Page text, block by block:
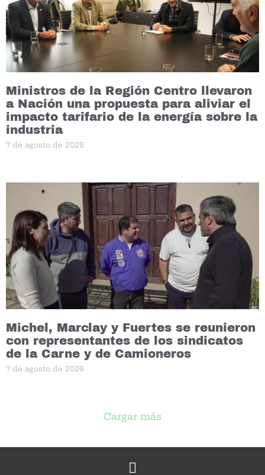
Ministros de la Región Centro llevaron
a Nación una propuesta para aliviar el
impacto tarifario de la energía sobre la
industria
7 de agosto de 2026
Michel, Marclay y Fuertes se reunieron
con representantes de los sindicatos
de la Carne y de Camioneros
7 de agosto de 2026
Cargar más